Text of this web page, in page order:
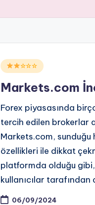
Posted☆☆☆
Markets.com
Forex piyasasında
tercih edilen brokerlar
Markets.com,
özellikleri ile dikkat
platformda olduğu
kullanıcılar tarafından
06/09/2024